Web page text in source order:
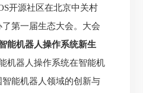
开源社区在北京中关村
第一届生态大会。大会
能机器人操作系统新生
机器人操作系统在智能机
能机器人领域的创新与